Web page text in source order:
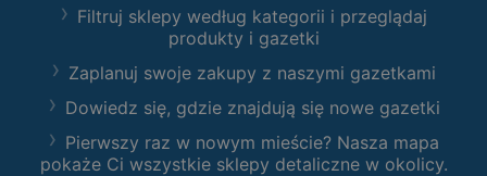
Filtruj sklepy według kategorii i przeglądaj
produkty i gazetki
Zaplanuj swoje zakupy z naszymi gazetkami
Dowiedz się, gdzie znajdują się nowe gazetki
Pierwszy raz w nowym mieście? Nasza mapa
pokaże Ci wszystkie sklepy detaliczne w okolicy.